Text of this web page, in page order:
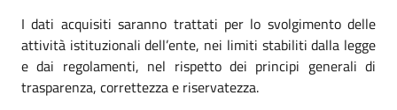
I dati acquisiti saranno trattati per lo svolgimento delle
attività istituzionali dell’ente, nei limiti stabiliti dalla legge
e dai regolamenti, nel rispetto dei principi generali di
trasparenza, correttezza e riservatezza.